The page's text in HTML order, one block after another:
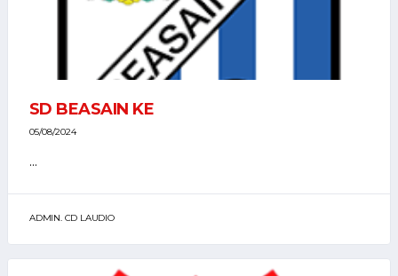
SD BEASAIN KE
05/08/2024
...
ADMIN. CD LAUDIO